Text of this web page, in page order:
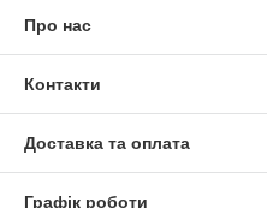
Про нас
Контакти
Доставка та оплата
Графік роботи